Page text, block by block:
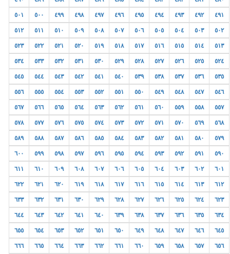
٤٩١ ٤٩٢ ٤٩٣ ٤٩٤ ٤٩٥ ٤٩٦ ٤٩٧ ٤٩٨ ٤٩٩ ٥٠٠ ٥٠١
٥٠٢ ٥٠٣ ٥٠٤ ٥٠٥ ٥٠٦ ٥٠٧ ٥٠٨ ٥٠٩ ٥١٠ ٥١١ ٥١٢
٥١٣ ٥١٤ ٥١٥ ٥١٦ ٥١٧ ٥١٨ ٥١٩ ٥٢٠ ٥٢١ ٥٢٢ ٥٢٣
٥٢٤ ٥٢٥ ٥٢٦ ٥٢٧ ٥٢٨ ٥٢٩ ٥٣٠ ٥٣١ ٥٣٢ ٥٣٣ ٥٣٤
٥٣٥ ٥٣٦ ٥٣٧ ٥٣٨ ٥٣٩ ٥٤٠ ٥٤١ ٥٤٢ ٥٤٣ ٥٤٤ ٥٤٥
٥٤٦ ٥٤٧ ٥٤٨ ٥٤٩ ٥٥٠ ٥٥١ ٥٥٢ ٥٥٣ ٥٥٤ ٥٥٥ ٥٥٦
٥٥٧ ٥٥٨ ٥٥٩ ٥٦٠ ٥٦١ ٥٦٢ ٥٦٣ ٥٦٤ ٥٦٥ ٥٦٦ ٥٦٧
٥٦٨ ٥٦٩ ٥٧٠ ٥٧١ ٥٧٢ ٥٧٣ ٥٧٤ ٥٧٥ ٥٧٦ ٥٧٧ ٥٧٨
٥٧٩ ٥٨٠ ٥٨١ ٥٨٢ ٥٨٣ ٥٨٤ ٥٨٥ ٥٨٦ ٥٨٧ ٥٨٨ ٥٨٩
٥٩٠ ٥٩١ ٥٩٢ ٥٩٣ ٥٩٤ ٥٩٥ ٥٩٦ ٥٩٧ ٥٩٨ ٥٩٩ ٦٠٠
٦٠١ ٦٠٢ ٦٠٣ ٦٠٤ ٦٠٥ ٦٠٦ ٦٠٧ ٦٠٨ ٦٠٩ ٦١٠ ٦١١
٦١٢ ٦١٣ ٦١٤ ٦١٥ ٦١٦ ٦١٧ ٦١٨ ٦١٩ ٦٢٠ ٦٢١ ٦٢٢
٦٢٣ ٦٢٤ ٦٢٥ ٦٢٦ ٦٢٧ ٦٢٨ ٦٢٩ ٦٣٠ ٦٣١ ٦٣٢ ٦٣٣
٦٣٤ ٦٣٥ ٦٣٦ ٦٣٧ ٦٣٨ ٦٣٩ ٦٤٠ ٦٤١ ٦٤٢ ٦٤٣ ٦٤٤
٦٤٥ ٦٤٦ ٦٤٧ ٦٤٨ ٦٤٩ ٦٥٠ ٦٥١ ٦٥٢ ٦٥٣ ٦٥٤ ٦٥٥
٦٥٦ ٦٥٧ ٦٥٨ ٦٥٩ ٦٦٠ ٦٦١ ٦٦٢ ٦٦٣ ٦٦٤ ٦٦٥ ٦٦٦